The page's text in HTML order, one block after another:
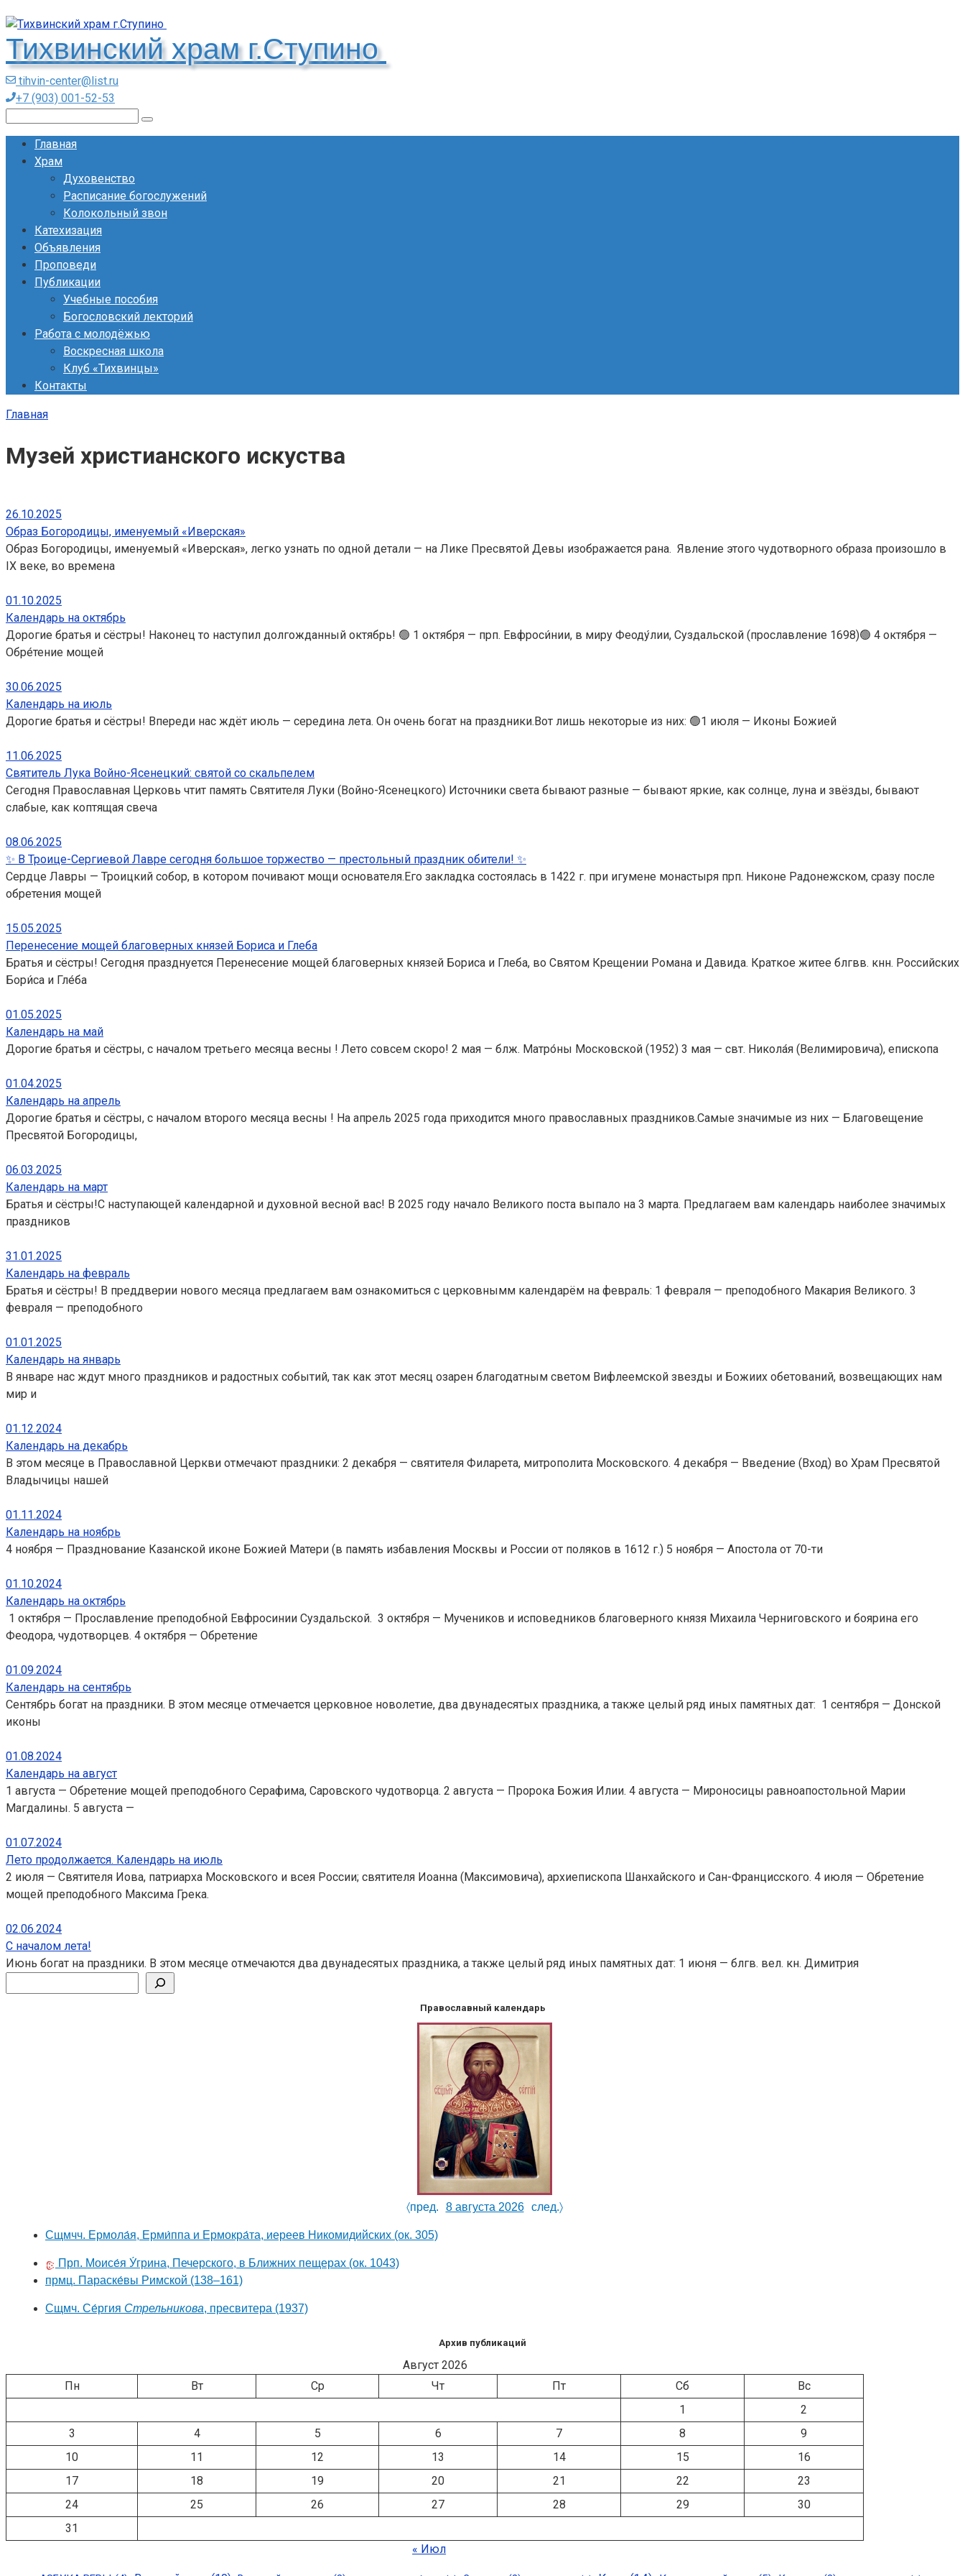
Перейти
к
контенту
Тихвинский храм г.Ступино
tihvin-center@list.ru
+7 (903) 001-52-53
Главная
Храм
Духовенство
Расписание богослужений
Колокольный звон
Катехизация
Объявления
Проповеди
Публикации
Учебные пособия
Богословский лекторий
Работа с молодёжью
Воскресная школа
Клуб «Тихвинцы»
Контакты
Главная
Музей христианского искуства
26.10.2025
Образ Богородицы, именуемый «Иверская»
Образ Богородицы, именуемый «Иверская», легко узнать по одной детали — на Лике Пресвятой Девы изображается рана. Явление этого чудотворного образа произошло в
IX веке, во времена
01.10.2025
Календарь на октябрь
Дорогие братья и сёстры! Наконец то наступил долгожданный октябрь! 🟢 1 октября — прп. Евфроси́нии, в миру Феоду́лии, Суздальской (прославление 1698)🟢 4 октября —
Обре́тение мощей
30.06.2025
Календарь на июль
Дорогие братья и сёстры! Впереди нас ждёт июль — середина лета. Он очень богат на праздники.Вот лишь некоторые из них: 🟢1 июля — Иконы Божией
11.06.2025
Святитель Лука Войно-Ясенецкий: святой со скальпелем
Сегодня Православная Церковь чтит память Святителя Луки (Войно-Ясенецкого) Источники света бывают разные — бывают яркие, как солнце, луна и звёзды, бывают
слабые, как коптящая свеча
08.06.2025
✨ В Троице-Сергиевой Лавре сегодня большое торжество — престольный праздник обители! ✨
Сердце Лавры — Троицкий собор, в котором почивают мощи основателя.Его закладка состоялась в 1422 г. при игумене монастыря прп. Никоне Радонежском, сразу после
обретения мощей
15.05.2025
Перенесение мощей благоверных князей Бориса и Глеба
Братья и сёстры! Сегодня празднуется Перенесение мощей благоверных князей Бориса и Глеба, во Святом Крещении Романа и Давида. Краткое житее блгвв. кнн. Российских
Бори́са и Гле́ба
01.05.2025
Календарь на май
Дорогие братья и сёстры, с началом третьего месяца весны ! Лето совсем скоро! 2 мая — блж. Матро́ны Московской (1952) 3 мая — свт. Никола́я (Велимировича), епископа
01.04.2025
Календарь на апрель
Дорогие братья и сёстры, с началом второго месяца весны ! На апрель 2025 года приходится много православных праздников.Самые значимые из них — Благовещение
Пресвятой Богородицы,
06.03.2025
Календарь на март
Братья и сёстры!С наступающей календарной и духовной весной вас! В 2025 году начало Великого поста выпало на 3 марта. Предлагаем вам календарь наиболее значимых
праздников
31.01.2025
Календарь на февраль
Братья и сёстры! В преддверии нового месяца предлагаем вам ознакомиться с церковнымм календарём на февраль: 1 февраля — преподобного Макария Великого. 3
февраля — преподобного
01.01.2025
Календарь на январь
В январе нас ждут много праздников и радостных событий, так как этот месяц озарен благодатным светом Вифлеемской звезды и Божиих обетований, возвещающих нам
мир и
01.12.2024
Календарь на декабрь
В этом месяце в Православной Церкви отмечают праздники: 2 декабря — святителя Филарета, митрополита Московского. 4 декабря — Введение (Вход) во Храм Пресвятой
Владычицы нашей
01.11.2024
Календарь на ноябрь
4 ноября — Празднование Казанской иконе Божией Матери (в память избавления Москвы и России от поляков в 1612 г.) 5 ноября — Апостола от 70-ти
01.10.2024
Календарь на октябрь
1 октября — Прославление преподобной Евфросинии Суздальской. 3 октября — Мучеников и исповедников благоверного князя Михаила Черниговского и боярина его
Феодора, чудотворцев. 4 октября — Обретение
01.09.2024
Календарь на сентябрь
Сентябрь богат на праздники. В этом месяце отмечается церковное новолетие, два двунадесятых праздника, а также целый ряд иных памятных дат: 1 сентября — Донской
иконы
01.08.2024
Календарь на август
1 августа — Обретение мощей преподобного Серафима, Саровского чудотворца. 2 августа — Пророка Божия Илии. 4 августа — Мироносицы равноапостольной Марии
Магдалины. 5 августа —
01.07.2024
Лето продолжается. Календарь на июль
2 июля — Святителя Иова, патриарха Московского и всея России; святителя Иоанна (Максимовича), архиепископа Шанхайского и Сан-Францисского. 4 июля — Обретение
мощей преподобного Максима Грека.
02.06.2024
С началом лета!
Июнь богат на праздники. В этом месяце отмечаются два двунадесятых праздника, а также целый ряд иных памятных дат: 1 июня — блгв. вел. кн. Димитрия
Православный календарь
〈пред. 8 августа 2026 след.〉
Сщмчч. Ермола́я, Ерми́ппа и Ермокра́та, иереев Никомидийских (ок. 305)
Прп. Моисе́я У́грина, Печерского, в Ближних пещерах (ок. 1043)
прмц. Параске́вы Римской (138–161)
Сщмч. Се́ргия Стрельникова, пресвитера (1937)
Архив публикаций
Август 2026
Пн
Вт Ср Чт Пт Сб
Вс
1
2
3
4 5 6 7 8
9
10
11 12 13 14 15
16
17
18 19 20 21 22
23
24
25 26 27 28 29
30
31
« Июл